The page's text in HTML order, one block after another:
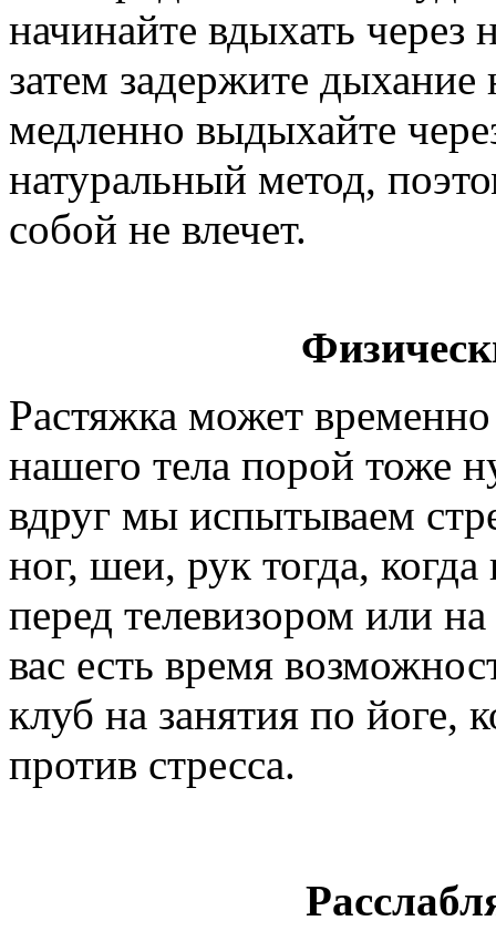
начинайте вдыхать через
затем задержите дыхание
медленно выдыхайте
натуральный метод,
собой не влечет.
Растяжка может
нашего тела порой тоже
вдруг мы испытываем
ног, шеи, рук тогда,
перед телевизором или
вас есть время
клуб на занятия по йоге,
против стресса.